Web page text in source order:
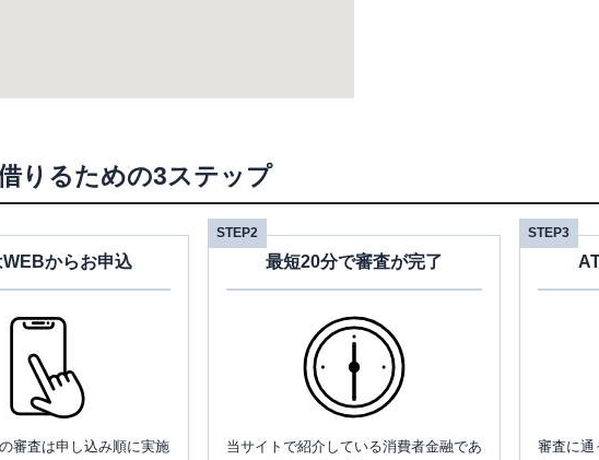
りるための3ステップ
WEBからお申込
審査は申し込み順に実施
STEP2
最短20分で審査が完了
当サイトで紹介している消費者金融であ
STEP3
審査に通